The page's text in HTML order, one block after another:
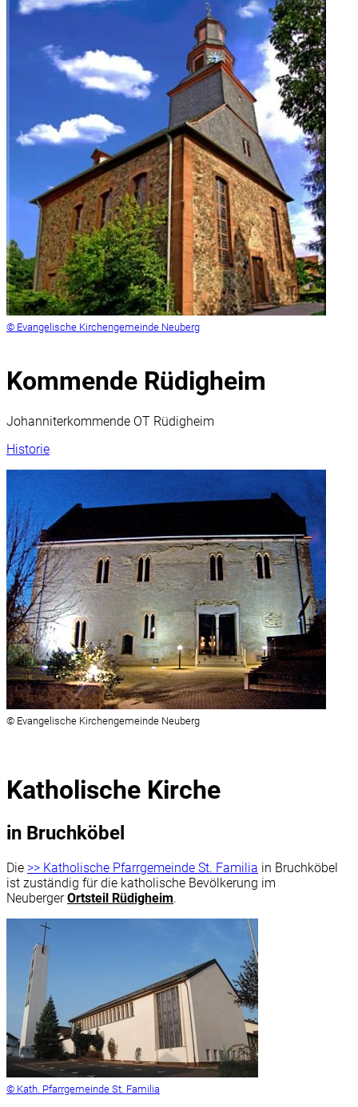
© Evangelische Kirchengemeinde Neuberg
Kommende Rüdigheim
Johanniterkommende OT Rüdigheim
Historie
© Evangelische Kirchengemeinde Neuberg
Katholische Kirche
in Bruchköbel
Die >> Katholische Pfarrgemeinde St. Familia in Bruchköbel
ist zuständig für die katholische Bevölkerung im
NeubergerOrtsteil Rüdigheim.
© Kath. Pfarrgemeinde St. Familia